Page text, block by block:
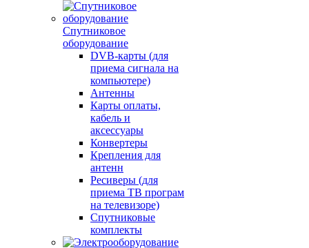
Спутниковое
оборудование
DVB-карты (для
приема сигнала на
компьютере)
Антенны
Карты оплаты,
кабель и
аксессуары
Конвертеры
Крепления для
антенн
Ресиверы (для
приема ТВ програм
на телевизоре)
Спутниковые
комплекты